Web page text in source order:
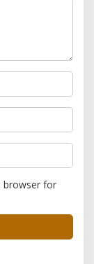
browser for